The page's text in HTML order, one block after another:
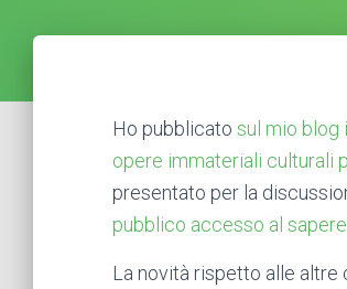
Ho pubblicato sul mio blog
opere immateriali culturali
presentato per la
pubblico accesso al sapere
La novità rispetto alle altre